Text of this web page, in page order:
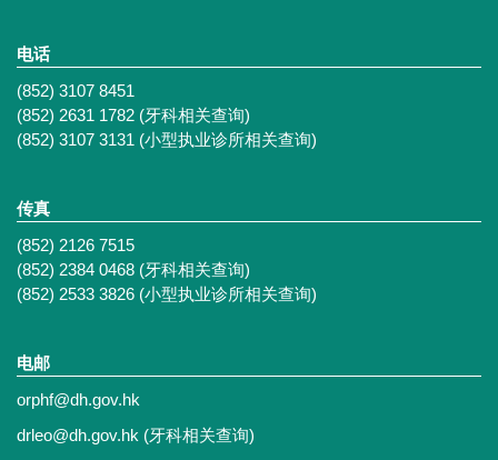
电话
(852) 3107 8451
(852) 2631 1782 (牙科相关查询)
(852) 3107 3131 (小型执业诊所相关查询)
传真
(852) 2126 7515
(852) 2384 0468 (牙科相关查询)
(852) 2533 3826 (小型执业诊所相关查询)
电邮
orphf@dh.gov.hk
drleo@dh.gov.hk (牙科相关查询)